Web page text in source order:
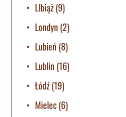
LIbiąż(9)
Londyn (2)
Lubień (8)
Lublin (16)
Łódź(19)
Mielec(6)